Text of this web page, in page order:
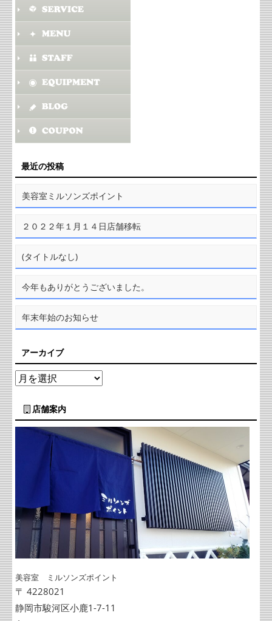
最近の投稿
美容室ミルソンズポイント
２０２２年１月１４日店舗移転
(タイトルなし)
今年もありがとうございました。
年末年始のお知らせ
アーカイブ
店舗案内
美容室 ミルソンズポイント
〒 4228021
静岡市駿河区小鹿1-7-11